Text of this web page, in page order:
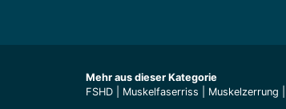
Mehr aus dieser Kategorie
FSHD
Muskelfaserriss Muskelzerrung